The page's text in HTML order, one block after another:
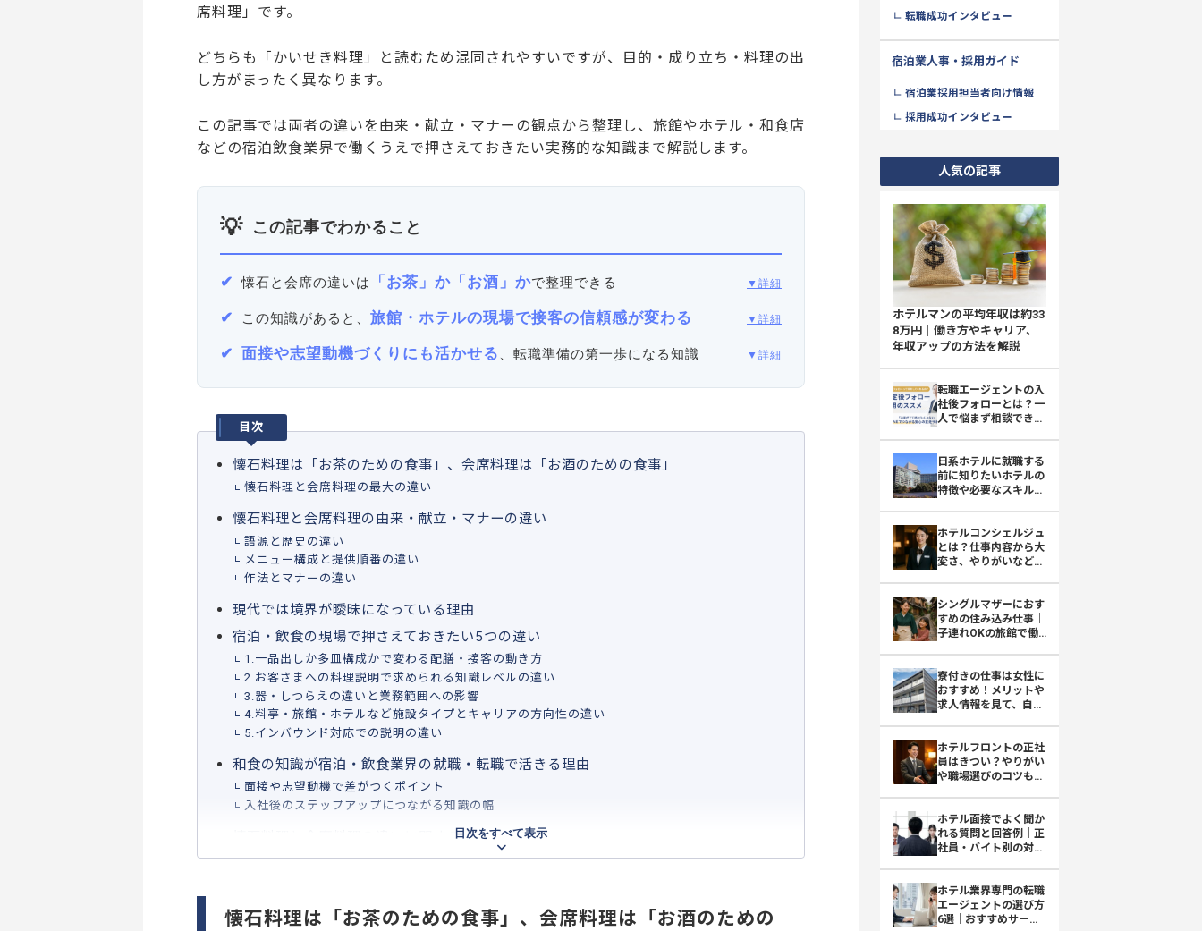
席料理」です。
どちらも「かいせき料理」と読むため混同されやすいですが、目的・成り立ち・料理の出
し方がまったく異なります。
この記事では両者の違いを由来・献立・マナーの観点から整理し、旅館やホテル・和食店
などの宿泊飲食業界で働くうえで押さえておきたい実務的な知識まで解説します。
この記事でわかること
懐石と会席の違いは 「お茶」か「お酒」かで整理できる ▼詳細
この知識があると、 旅館・ホテルの現場で接客の信頼感が変わる ▼詳細
面接や志望動機づくりにも活かせる 、転職準備の第一歩になる知識 ▼詳細
目次
懐石料理は「お茶のための食事」、会席料理は「お酒のための食事」
懐石料理と会席料理の最大の違い
懐石料理と会席料理の由来・献立・マナーの違い
語源と歴史の違い
メニュー構成と提供順番の違い
作法とマナーの違い
現代では境界が曖昧になっている理由
宿泊・飲食の現場で押さえておきたい5つの違い
1.一品出しか多皿構成かで変わる配膳・接客の動き方
2.お客さまへの料理説明で求められる知識レベルの違い
3.器・しつらえの違いと業務範囲への影響
4.料亭・旅館・ホテルなど施設タイプとキャリアの方向性の違い
5.インバウンド対応での説明の違い
和食の知識が宿泊・飲食業界の就職・転職で活きる理由
面接や志望動機で差がつくポイント
入社後のステップアップにつながる知識の幅
懐石料理と会席料理の違いに関するよくある質問
懐石料理と会席料理の違いを仕事に役立てるなら「おもてなしHR」
目次をすべて表示
懐石料理は「お茶のための食事」、会席料理は「お酒のための
転職成功インタビュー
宿泊業人事・採用ガイド
宿泊業採用担当者向け情報
採用成功インタビュー
人気の記事
ホテルマンの平均年収は約33
8万円｜働き方やキャリア、
年収アップの方法を解説
転職エージェントの入
社後フォローとは？一
人で悩まず相談できる
日系ホテルに就職する
前に知りたいホテルの
特徴や必要なスキル、
ホテルコンシェルジュ
とは？仕事内容から大
変さ、やりがいなどを
シングルマザーにおす
すめの住み込み仕事｜
子連れOKの旅館で働
寮付きの仕事は女性に
おすすめ！メリットや
求人情報を見て、自分
ホテルフロントの正社
員はきつい？やりがい
や職場選びのコツも紹
ホテル面接でよく聞か
れる質問と回答例｜正
社員・バイト別の対策
ホテル業界専門の転職
エージェントの選び方
6選｜おすすめサービ